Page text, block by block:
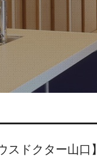
ドクター山口】